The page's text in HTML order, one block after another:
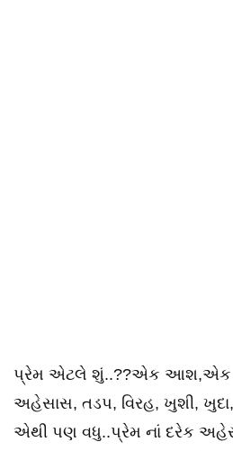
પ્રેમ એટલે શું..??એક આશ,એક
અહેસાસ, તડપ, વિરહ, ખુશી, ખુદા,
એથી પણ વધુ..પ્રેમ નાં દરેક